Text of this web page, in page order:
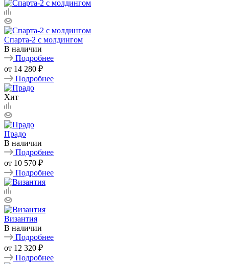
Спарта-2 с молдингом
В наличии
Подробнее
от 14 280 ₽
Подробнее
Хит
Прадо
В наличии
Подробнее
от 10 570 ₽
Подробнее
Византия
В наличии
Подробнее
от 12 320 ₽
Подробнее